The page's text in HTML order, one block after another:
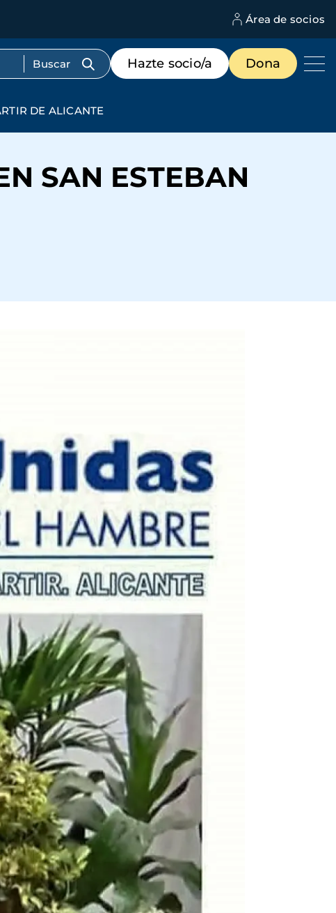
Área de socios
Menú
de
destacados
Hazte socio/a Dona
DE ALICANTE
SAN ESTEBAN